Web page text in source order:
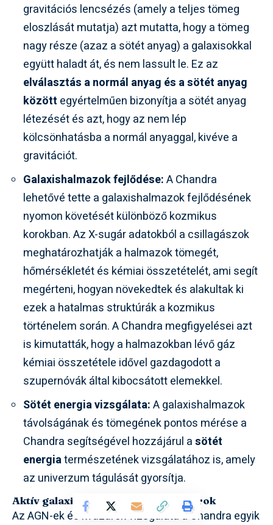
gravitációs lencsézés (amely a teljes tömeg
eloszlását mutatja) azt mutatta, hogy a tömeg
nagy része (azaz a sötét anyag) a galaxisokkal
együtt haladt át, és nem lassult le. Ez az
elválasztás a normál anyag és a sötét anyag
között egyértelműen bizonyítja a sötét anyag
létezését és azt, hogy az nem lép
kölcsönhatásba a normál anyaggal, kivéve a
gravitációt.
Galaxishalmazok fejlődése:A Chandra
lehetővé tette a galaxishalmazok fejlődésének
nyomon követését különböző kozmikus
korokban. Az X-sugár adatokból a csillagászok
meghatározhatják a halmazok tömegét,
hőmérsékletét és kémiai összetételét, ami segít
megérteni, hogyan növekedtek és alakultak ki
ezek a hatalmas struktúrák a kozmikus
történelem során. A Chandra megfigyelései azt
is kimutatták, hogy a halmazokban lévő gáz
kémiai összetétele idővel gazdagodott a
szupernóvák által kibocsátott elemekkel.
Sötét energia vizsgálata:A galaxishalmazok
távolságának és tömegének pontos mérése a
Chandra segítségével hozzájárul asötét
energiatermészetének vizsgálatához is, amely
az univerzum tágulását gyorsítja.
Aktív galaxismagok (AGN) és kvazárok
Az AGN-ek és kvazárok vizsgálata a Chandra egyik